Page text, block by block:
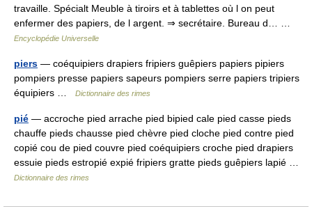
travaille. Spécialt Meuble à tiroirs et à tablettes où l on peut
enfermer des papiers, de l argent. ⇒ secrétaire. Bureau d… …
Encyclopédie Universelle
piers — coéquipiers drapiers fripiers guêpiers papiers pipiers
pompiers presse papiers sapeurs pompiers serre papiers tripiers
équipiers …
Dictionnaire des rimes
pié — accroche pied arrache pied bipied cale pied casse pieds
chauffe pieds chausse pied chèvre pied cloche pied contre pied
copié cou de pied couvre pied coéquipiers croche pied drapiers
essuie pieds estropié expié fripiers gratte pieds guêpiers lapié …
Dictionnaire des rimes